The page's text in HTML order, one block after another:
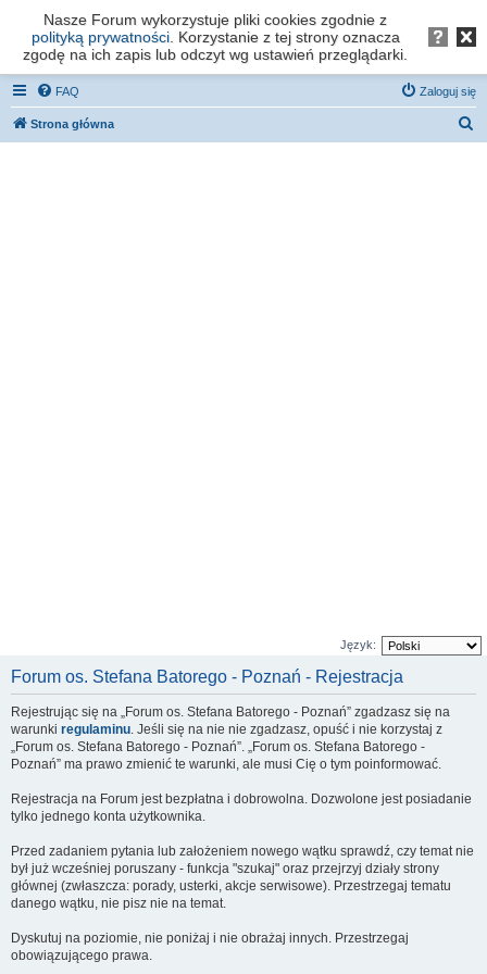
Forum os. Stefana Batorego - Poznań
FAQ Zaloguj się
Strona główna
Język:
Forum os. Stefana Batorego - Poznań - Rejestracja
Rejestrując się na „Forum os. Stefana Batorego - Poznań” zgadzasz się na
warunki regulaminu. Jeśli się na nie nie zgadzasz, opuść i nie korzystaj z
„Forum os. Stefana Batorego - Poznań”. „Forum os. Stefana Batorego -
Poznań” ma prawo zmienić te warunki, ale musi Cię o tym poinformować.
Rejestracja na Forum jest bezpłatna i dobrowolna. Dozwolone jest posiadanie
tylko jednego konta użytkownika.
Przed zadaniem pytania lub założeniem nowego wątku sprawdź, czy temat nie
był już wcześniej poruszany - funkcja "szukaj" oraz przejrzyj działy strony
głównej (zwłaszcza: porady, usterki, akcje serwisowe). Przestrzegaj tematu
danego wątku, nie pisz nie na temat.
Dyskutuj na poziomie, nie poniżaj i nie obrażaj innych. Przestrzegaj
obowiązującego prawa.
Nasze Forum wykorzystuje pliki cookies zgodnie z
polityką prywatności. Korzystanie z tej strony oznacza
zgodę na ich zapis lub odczyt wg ustawień przeglądarki.